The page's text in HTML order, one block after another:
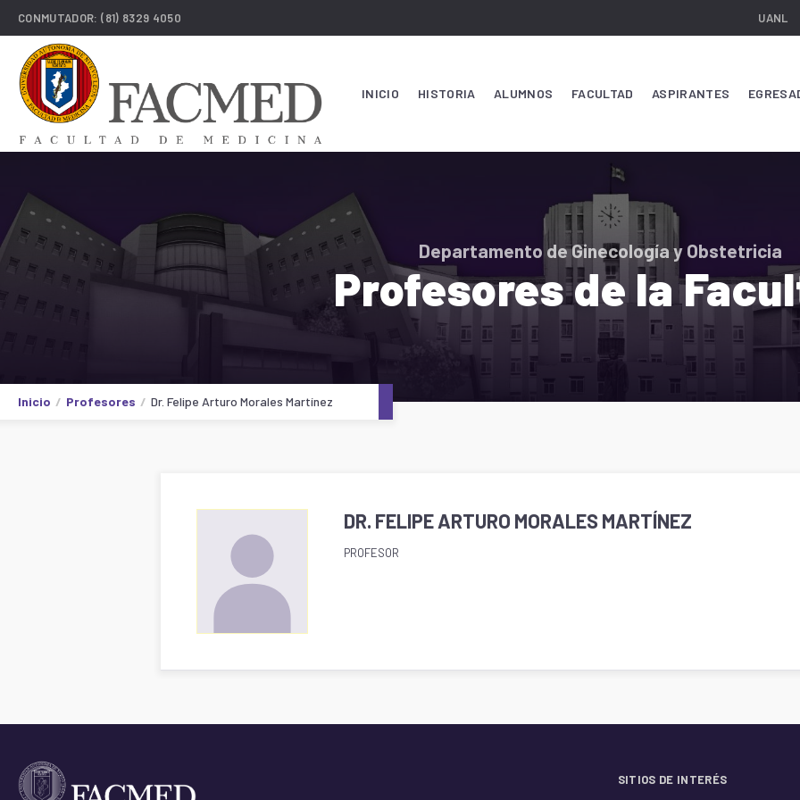
CONMUTADOR:(81) 8329 4050 UANL
INICIO HISTORIA ALUMNOS FACULTAD ASPIRANTES
Departamento de Ginecología y Obstetricia
Profesores de la
Inicio Profesores Dr. Felipe Arturo Morales Martínez
DR. FELIPE ARTURO MORALES MARTÍNEZ
PROFESOR
SITIOS DE INTERÉS